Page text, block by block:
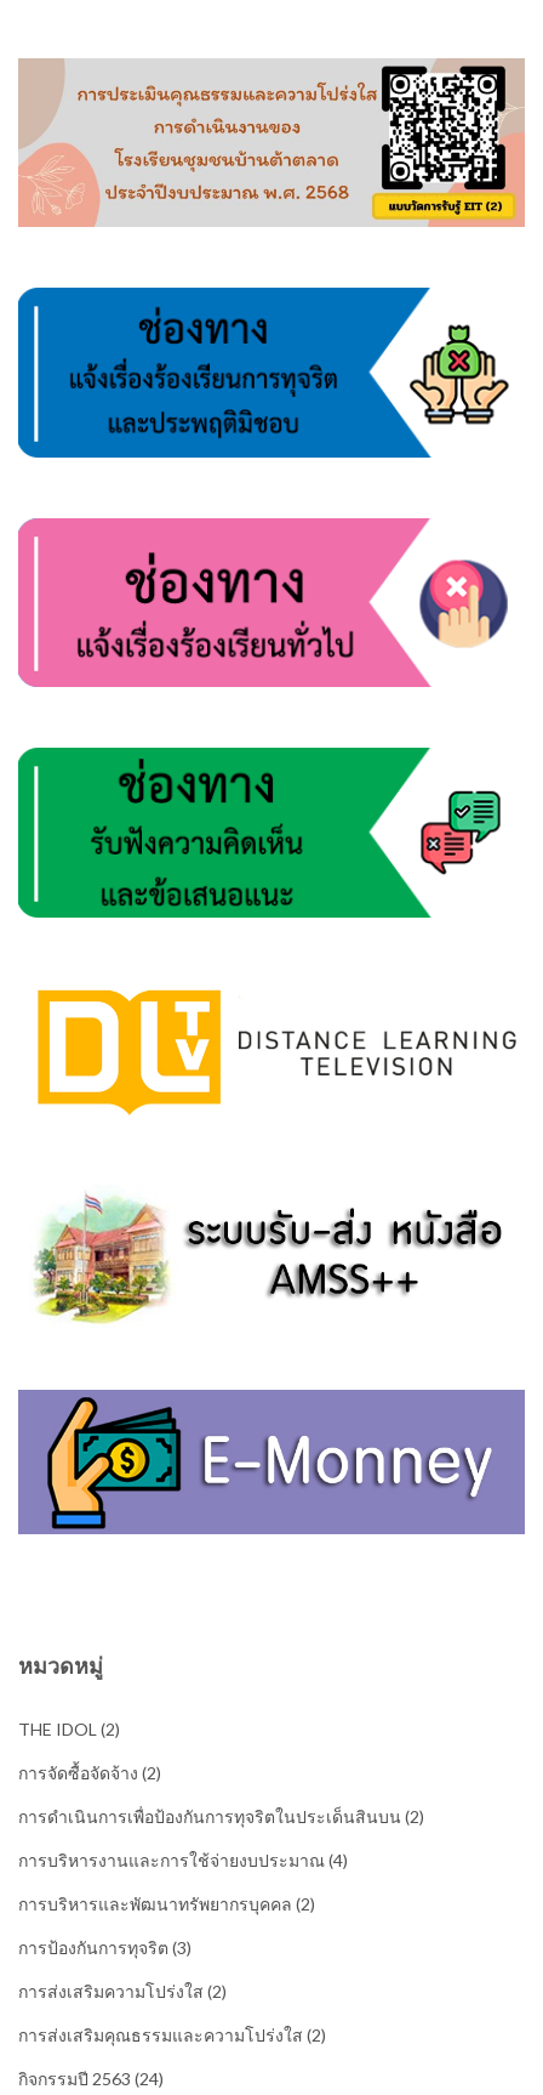
หมวดหมู่
THE IDOL (2)
การจัดซื้อจัดจ้าง (2)
การดำเนินการเพื่อป้องกันการทุจริตในประเด็นสินบน (2)
การบริหารงานและการใช้จ่ายงบประมาณ(4)
การบริหารและพัฒนาทรัพยากรบุคคล (2)
การป้องกันการทุจริต (3)
การส่งเสริมความโปร่งใส (2)
การส่งเสริมคุณธรรมและความโปร่งใส (2)
กิจกรรมปี 2563 (24)